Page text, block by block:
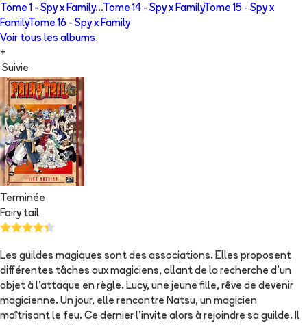
Tome 1 - Spy x Family...Tome 14 - Spy x FamilyTome 15 - Spy x
FamilyTome 16 - Spy x Family
Voir tous les albums
+
Suivie
Terminée
Fairy tail
Les guildes magiques sont des associations. Elles proposent
différentes tâches aux magiciens, allant de la recherche d'un
objet à l'attaque en règle. Lucy, une jeune fille, rêve de devenir
magicienne. Un jour, elle rencontre Natsu, un magicien
maîtrisant le feu. Ce dernier l'invite alors à rejoindre sa guilde. Il